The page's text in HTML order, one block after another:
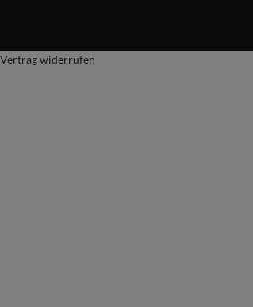
Vertrag widerrufen